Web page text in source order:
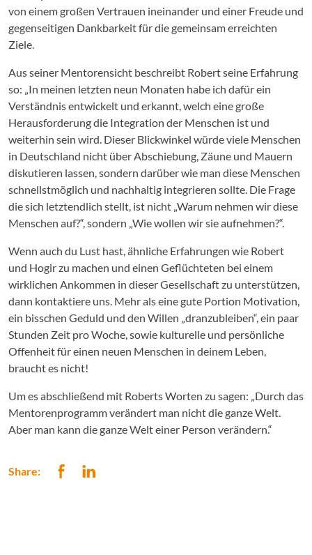
von einem großen Vertrauen ineinander und einer Freude und
gegenseitigen Dankbarkeit für die gemeinsam erreichten
Ziele.
Aus seiner Mentorensicht beschreibt Robert seine Erfahrung
so: „In meinen letzten neun Monaten habe ich dafür ein
Verständnis entwickelt und erkannt, welch eine große
Herausforderung die Integration der Menschen ist und
weiterhin sein wird. Dieser Blickwinkel würde viele Menschen
in Deutschland nicht über Abschiebung, Zäune und Mauern
diskutieren lassen, sondern darüber wie man diese Menschen
schnellstmöglich und nachhaltig integrieren sollte. Die Frage
die sich letztendlich stellt, ist nicht „Warum nehmen wir diese
Menschen auf?“, sondern „Wie wollen wir sie aufnehmen?“.
Wenn auch du Lust hast, ähnliche Erfahrungen wie Robert
und Hogir zu machen und einen Geflüchteten bei einem
wirklichen Ankommen in dieser Gesellschaft zu unterstützen,
dann kontaktiere uns. Mehr als eine gute Portion Motivation,
ein bisschen Geduld und den Willen „dranzubleiben“, ein paar
Stunden Zeit pro Woche, sowie kulturelle und persönliche
Offenheit für einen neuen Menschen in deinem Leben,
braucht es nicht!
Um es abschließend mit Roberts Worten zu sagen: „Durch das
Mentorenprogramm verändert man nicht die ganze Welt.
Aber man kann die ganze Welt einer Person verändern.“
Share: